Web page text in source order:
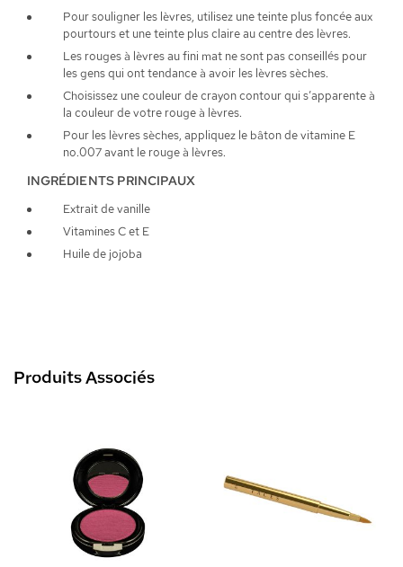
Pour souligner les lèvres, utilisez une teinte plus foncée aux
pourtours et une teinte plus claire au centre des lèvres.
Les rouges à lèvres au fini mat ne sont pas conseillés pour
les gens qui ont tendance à avoir les lèvres sèches.
Choisissez une couleur de crayon contour qui s’apparente à
la couleur de votre rouge à lèvres.
Pour les lèvres sèches, appliquez le bâton de vitamine E
no.007 avant le rouge à lèvres.
INGRÉDIENTS PRINCIPAUX
Extrait de vanille
Vitamines C et E
Huile de jojoba
Produits Associés